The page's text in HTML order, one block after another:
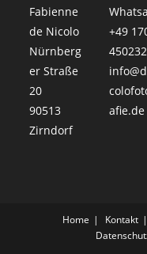
Fabienne
de Nicolo
Nürnberg
er Straße
20
90513
Zirndorf
+49
afie.de
Home Kontakt